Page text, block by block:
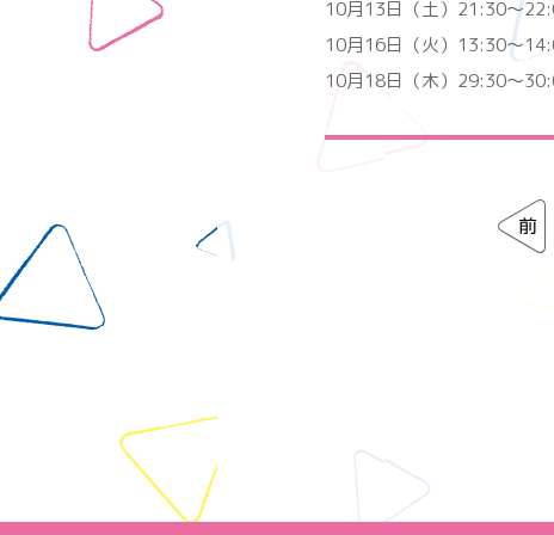
10月13日（土）21:30～
10月16日（火）13:30～
10月18日（木）29:30～
前